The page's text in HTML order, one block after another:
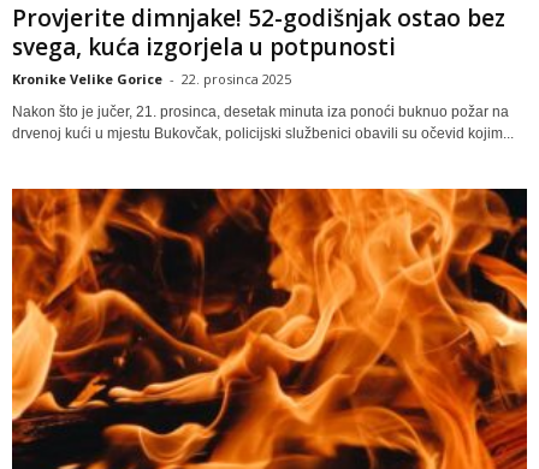
Provjerite dimnjake! 52-godišnjak ostao bez
svega, kuća izgorjela u potpunosti
Kronike Velike Gorice - 22. prosinca 2025
Nakon što je jučer, 21. prosinca, desetak minuta iza ponoći buknuo požar na
drvenoj kući u mjestu Bukovčak, policijski službenici obavili su očevid kojim...